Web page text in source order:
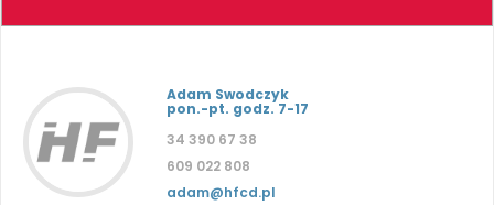
Adam Swodczyk
pon.-pt. godz. 7-17
34 390 67 38
609 022 808
adam@hfcd.pl